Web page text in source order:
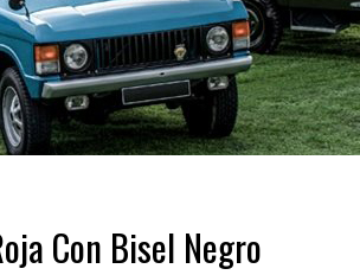
Con Bisel Negro